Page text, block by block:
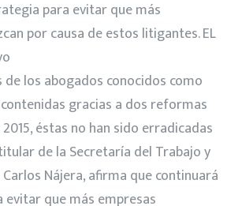
para evitar que más
por causa de estos litigantes. EL
los abogados conocidos como
gracias a dos reformas
éstas no han sido erradicadas
de la Secretaría del Trabajo y
Nájera, afirma que continuará
que más empresas